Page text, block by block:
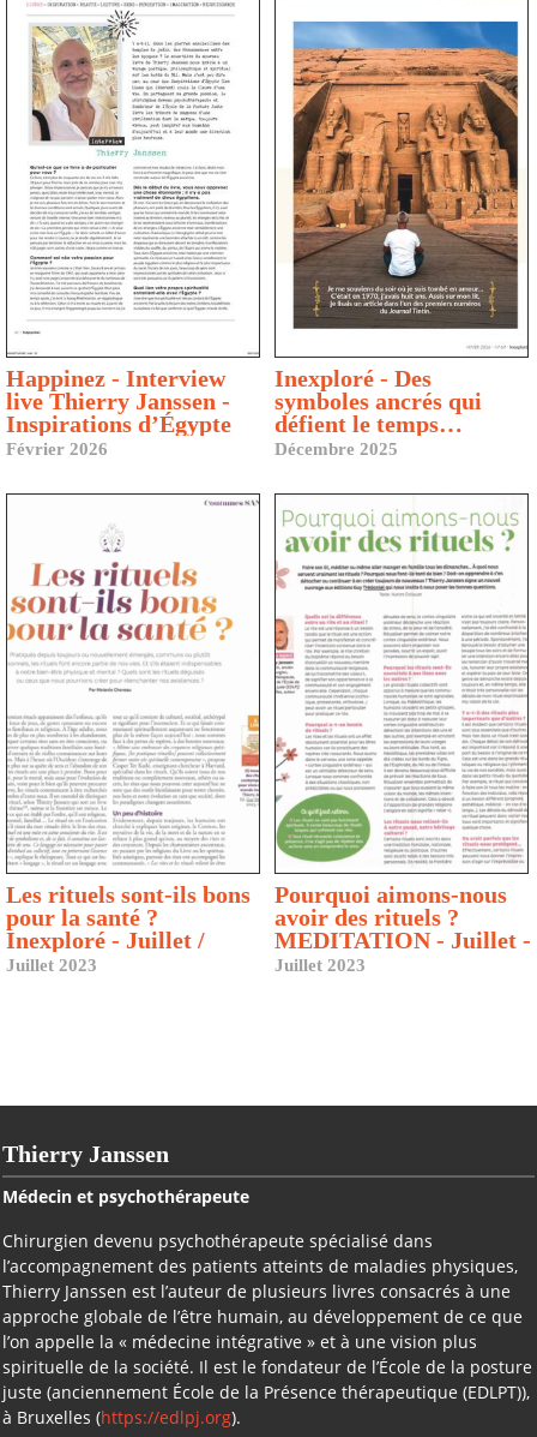
Happinez - Interview
live Thierry Janssen -
Inspirations d’Égypte
Février 2026
Inexploré - Des
symboles ancrés qui
défient le temps…
Décembre 2025
Les rituels sont-ils bons
pour la santé ?
Inexploré - Juillet /
Septembre
Juillet 2023
Pourquoi aimons-nous
avoir des rituels ?
MEDITATION - Juillet -
septembre 2023
Juillet 2023
Thierry Janssen
Médecin et psychothérapeute
Chirurgien devenu psychothérapeute spécialisé dans
l’accompagnement des patients atteints de maladies physiques,
Thierry Janssen est l’auteur de plusieurs livres consacrés à une
approche globale de l’être humain, au développement de ce que
l’on appelle la « médecine intégrative » et à une vision plus
spirituelle de la société. Il est le fondateur de l’École de la posture
juste (anciennement École de la Présence thérapeutique (EDLPT)),
à Bruxelles (https://edlpj.org).